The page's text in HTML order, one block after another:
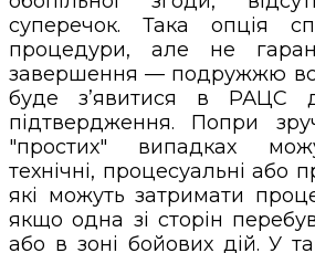
суперечок. Така опція
процедури, але не
завершення — подружжю
буде з’явитися в РАЦС
підтвердження. Попри
"простих" випадках
технічні, процесуальні або
які можуть затримати
якщо одна зі сторін
або в зоні бойових дій. У